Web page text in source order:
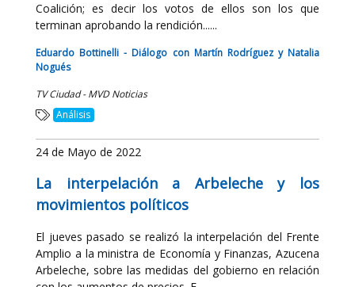
Coalición; es decir los votos de ellos son los que
terminan aprobando la rendición......
Eduardo Bottinelli - Diálogo con Martín Rodríguez y Natalia
Nogués
TV Ciudad - MVD Noticias
Análisis
24 de Mayo de 2022
La interpelación a Arbeleche y los
movimientos políticos
El jueves pasado se realizó la interpelación del Frente
Amplio a la ministra de Economía y Finanzas, Azucena
Arbeleche, sobre las medidas del gobierno en relación